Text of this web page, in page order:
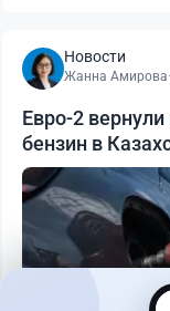
Новости
Жанна Амирова·
Евро-2
бензин в